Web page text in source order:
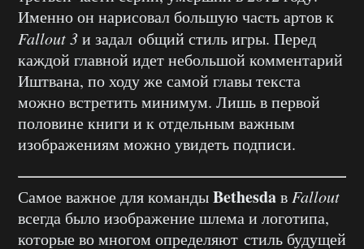
Именно он нарисовал большую часть артов к
Fallout 3и задал общий стиль игры. Перед
каждой главной идет небольшой комментарий
Иштвана, по ходу же самой главы текста
можно встретить минимум. Лишь в первой
половине книги и к отдельным важным
изображениям можно увидеть подписи.
Самое важное для командыBethesdaв Fallout
всегда было изображение шлема и логотипа,
которые во многом определяют стиль будущей